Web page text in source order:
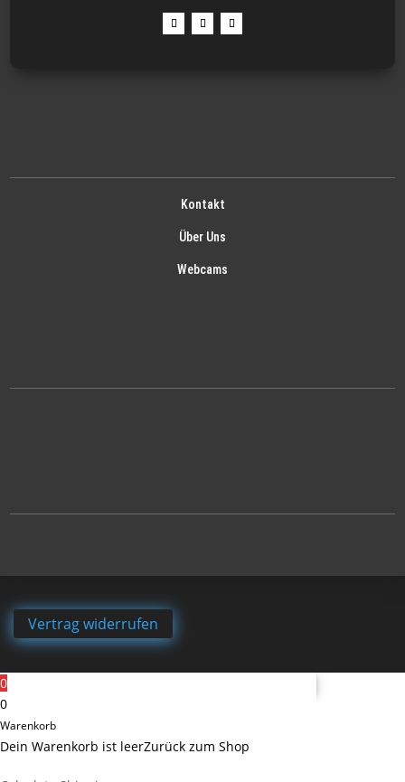
Kontakt
Über Uns
Webcams
Vertrag widerrufen
0
0
Warenkorb
Dein Warenkorb ist leerZurück zum Shop